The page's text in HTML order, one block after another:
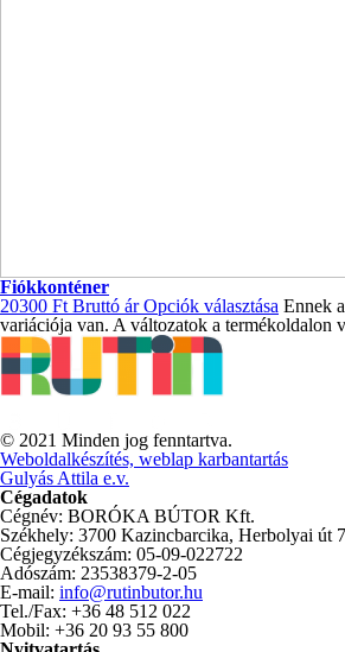
Fiókkonténer
20300 Ft Bruttó ár Opciók választása Ennek
variációja van. A változatok a termékoldalon
© 2021 Minden jog fenntartva.
Weboldalkészítés, weblap karbantartás
Gulyás Attila e.v.
Cégadatok
Cégnév: BORÓKA BÚTOR Kft.
Székhely: 3700 Kazincbarcika, Herbolyai út
Cégjegyzékszám: 05-09-022722
Adószám: 23538379-2-05
E-mail: info@rutinbutor.hu
Tel./Fax: +36 48 512 022
Mobil: +36 20 93 55 800